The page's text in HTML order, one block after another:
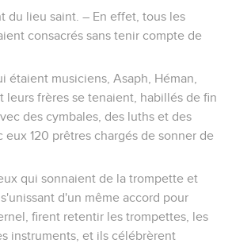
du lieu saint. – En effet, tous les
consacrés sans tenir compte de
étaient musiciens, Asaph, Héman,
leurs frères se tenaient, habillés de fin
des cymbales, des luths et des
eux 120 prêtres chargés de sonner de
qui sonnaient de la trompette et
d'un même accord pour
firent retentir les trompettes, les
instruments, et ils célébrèrent